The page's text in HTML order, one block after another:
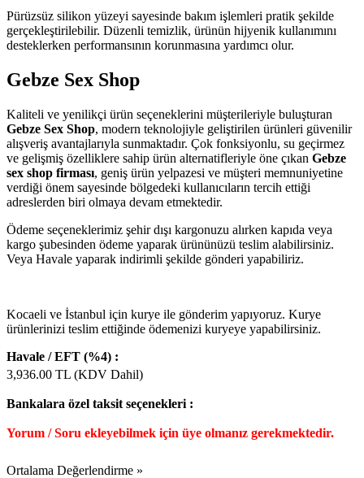
Pürüzsüz silikon yüzeyi sayesinde bakım işlemleri pratik şekilde
gerçekleştirilebilir. Düzenli temizlik, ürünün hijyenik kullanımını
desteklerken performansının korunmasına yardımcı olur.
Gebze Sex Shop
Kaliteli ve yenilikçi ürün seçeneklerini müşterileriyle buluşturan
Gebze Sex Shop, modern teknolojiyle geliştirilen ürünleri güvenilir
alışveriş avantajlarıyla sunmaktadır. Çok fonksiyonlu, su geçirmez
ve gelişmiş özelliklere sahip ürün alternatifleriyle öne çıkan Gebze
sex shop firması, geniş ürün yelpazesi ve müşteri memnuniyetine
verdiği önem sayesinde bölgedeki kullanıcıların tercih ettiği
adreslerden biri olmaya devam etmektedir.
Ödeme seçeneklerimiz şehir dışı kargonuzu alırken kapıda veya
kargo şubesinden ödeme yaparak ürününüzü teslim alabilirsiniz.
Veya Havale yaparak indirimli şekilde gönderi yapabiliriz.
Kocaeli ve İstanbul için kurye ile gönderim yapıyoruz. Kurye
ürünlerinizi teslim ettiğinde ödemenizi kuryeye yapabilirsiniz.
Havale / EFT (%4) :
3,936.00 TL (KDV Dahil)
Bankalara özel taksit seçenekleri :
Yorum / Soru ekleyebilmek için üye olmanız gerekmektedir.
Ortalama Değerlendirme »